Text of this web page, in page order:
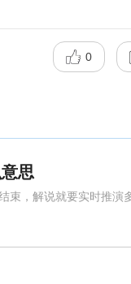
0
思
，解说就要实时推演